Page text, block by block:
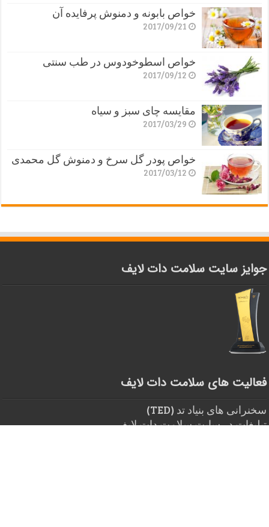
خواص بابونه و دمنوش پرفایده آن
2017/09/21
خواص اسطوخودوس در طب سنتی
2017/09/12
مقایسه چای سبز و سیاه
2017/03/29
خواص پودر گل سرخ و دمنوش گل محمدی
2017/03/12
جوایز سایت سلامت دات لایف
فعالیت های سلامت دات لایف
سخنرانی های بنیاد تد (TED)
تبلیغات در سایت سلامت دات لایف